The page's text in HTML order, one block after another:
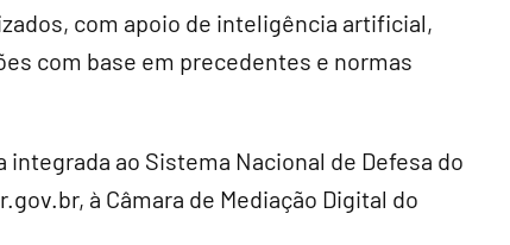
com apoio de inteligência artificial,
com base em precedentes e normas
ao Sistema Nacional de Defesa do
à Câmara de Mediação Digital do